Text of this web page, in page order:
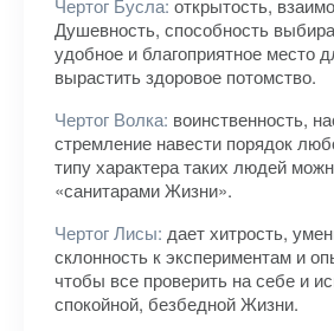
Душевность, способность
удобное и благоприятное место
вырастить здоровое потомство.
Чертог Волка: воинственность,
стремление навести порядок
типу характера таких людей
«санитарами Жизни».
Чертог Лисы: дает хитрость,
склонность к экспериментам и
чтобы все проверить на себе и
спокойной, безбедной Жизни.